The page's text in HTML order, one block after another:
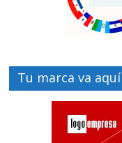
Tu marca va aquí